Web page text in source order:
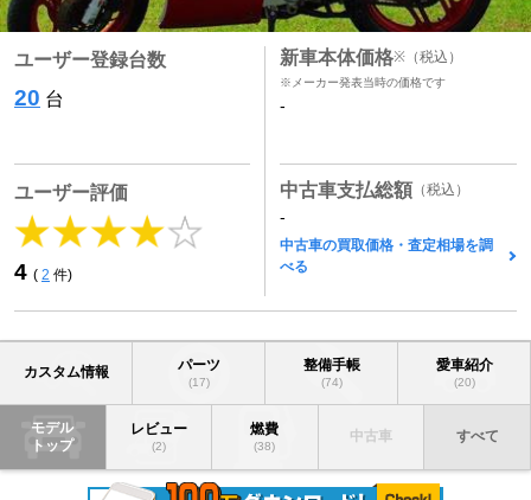
ユーザー登録台数
20 台
ユーザー評価
4 ( 2 件)
新車本体価格※ （税込）
※メーカー発表当時の価格です
-
中古車支払総額 （税込）
-
中古車の買取価格・査定相場を調
べる
カスタム情報 パーツ
(17)
整備手帳
(74)
愛車紹介
(20)
モデル
トップ
レビュー
(2)
燃費
(38)
中古車 すべて